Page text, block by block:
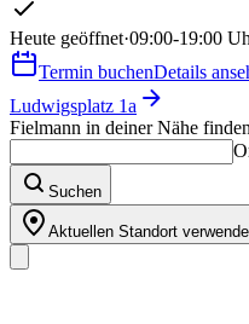
Heute geöffnet·09:00-19:00
Termin buchenDetails
Ludwigsplatz 1a
Fielmann in deiner Nähe finden
Suchen
Aktuellen Standort